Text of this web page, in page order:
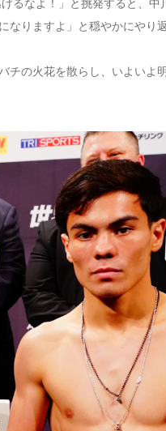
るなよ！」と挑発すると、中
りますよ」と穏やかにやり返
チの火花を散らし、いよいよ